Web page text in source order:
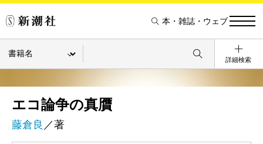
本・雑誌・ウェブ
詳細検索
エコ論争の真贋
藤倉良 ／著